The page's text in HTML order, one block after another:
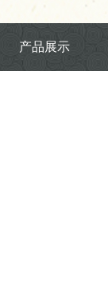
产品展示